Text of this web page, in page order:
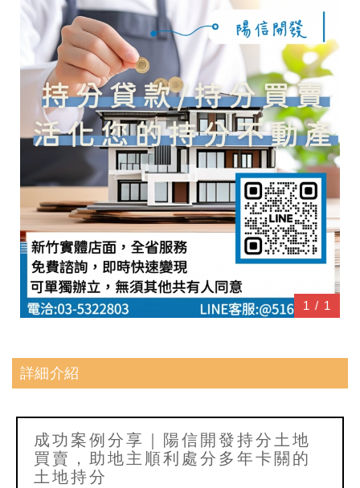
1 / 1
詳細介紹
成功案例分享｜陽信開發持分土地
買賣，助地主順利處分多年卡關的
土地持分